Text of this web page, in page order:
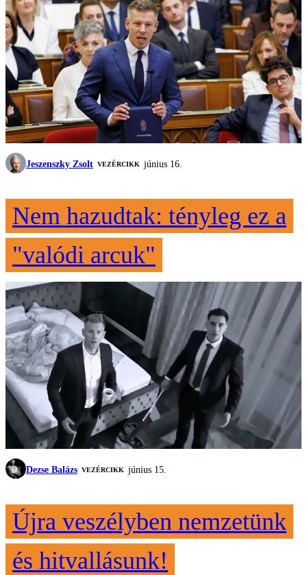
Jeszenszky Zsolt VEZÉRCIKK június 16.
Nem hazudtak: tényleg ez a
"valódi arcuk"
Dezse Balázs VEZÉRCIKK június 15.
Újra veszélyben nemzetünk
és hitvallásunk!